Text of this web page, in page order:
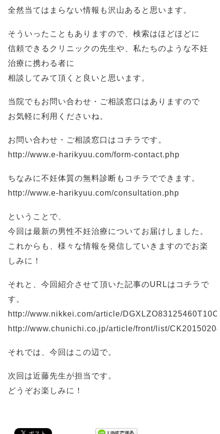
全然当てはまらない情報も沢山あると思います。
そういったこともありますので、検索はほどほどに
信頼できるクリニックの先生や、私たちのような不妊
治療に携わる者に
相談してみて頂くと良いと思います。
当院でもお問い合わせ・ご相談窓口はありますので
お気軽に利用くださいね。
お問い合わせ・ご相談窓口はコチラです。
http://www.e-harikyuu.com/form-contact.php
ちなみに不妊体質の無料診断もコチラでできます。
http://www.e-harikyuu.com/consultation.php
ということで、
今回は最新の男性不妊治療についてお届けしました。
これからも、様々な情報を発信していきますのでお楽
しみに！
それと、今回紹介させて頂いた記事のURLはコチラで
す。
http://www.nikkei.com/article/
http://www.chunichi.co.jp/article/front/list/
それでは、今回はこの辺で。
次回は近藤先生が担当です。
どうぞお楽しみに！